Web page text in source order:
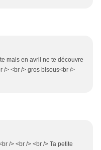
mais en avril ne te découvre
/> <br /> gros bisous<br />
/> <br /> <br /> Ta petite